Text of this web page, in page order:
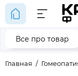
Главная
Все про товар